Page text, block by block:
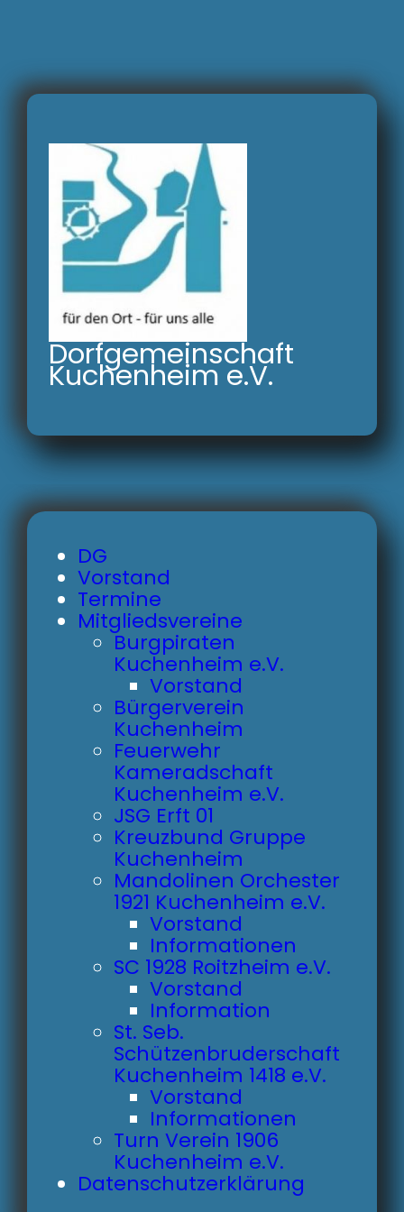
DG
Vorstand
Termine
Mitgliedsvereine
Burgpiraten
Kuchenheim e.V.
Vorstand
Bürgerverein
Kuchenheim
Feuerwehr
Kameradschaft
Kuchenheim e.V.
JSG Erft 01
Kreuzbund Gruppe
Kuchenheim
Mandolinen Orchester
1921 Kuchenheim e.V.
Vorstand
Informationen
SC 1928 Roitzheim e.V.
Vorstand
Information
St. Seb.
Schützenbruderschaft
Kuchenheim 1418 e.V.
Vorstand
Informationen
Turn Verein 1906
Kuchenheim e.V.
Datenschutzerklärung
Dorfgemeinschaft
Kuchenheim e.V.